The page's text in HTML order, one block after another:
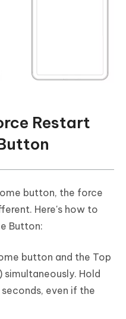
Restart
button, the force
Here's how to
Button:
button and the Top
Hold
even if the